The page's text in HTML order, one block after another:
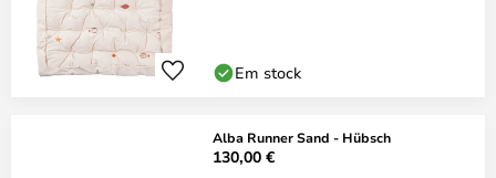
Em stock
Alba Runner Sand - Hübsch
130,00 €